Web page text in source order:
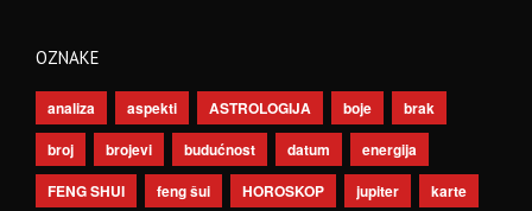
OZNAKE
analiza aspekti ASTROLOGIJA boje
brak
broj
brojevi budućnost datum
energija
FENG SHUI
feng šui HOROSKOP jupiter karte